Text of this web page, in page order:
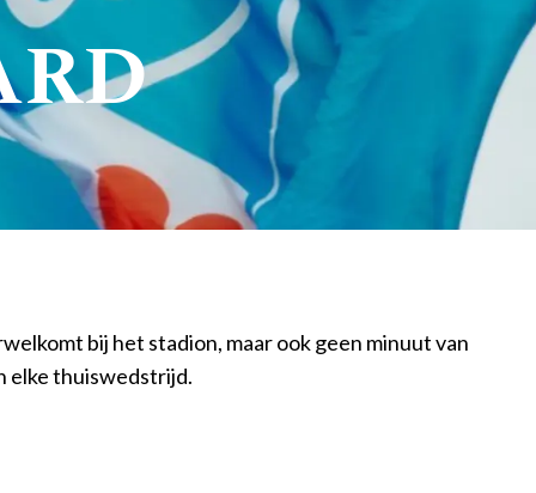
bij het stadion, maar ook geen minuut van
elke thuiswedstrijd.